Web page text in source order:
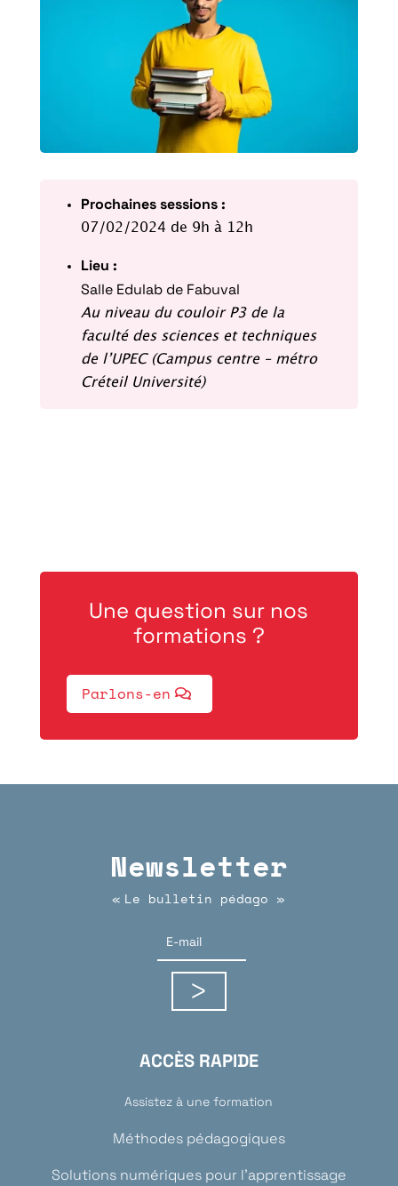
Prochaines sessions :
07/02/2024 de 9h à 12h
Lieu :
Salle Edulab de Fabuval
Au niveau du couloir P3 de la
faculté des sciences et techniques
de l’UPEC (Campus centre – métro
Créteil Université)
Une question sur nos
formations ?
Parlons-en
Newsletter
« Le bulletin pédago »
ACCÈS RAPIDE
Assistez à une formation
Méthodes pédagogiques
Solutions numériques pour l’apprentissage